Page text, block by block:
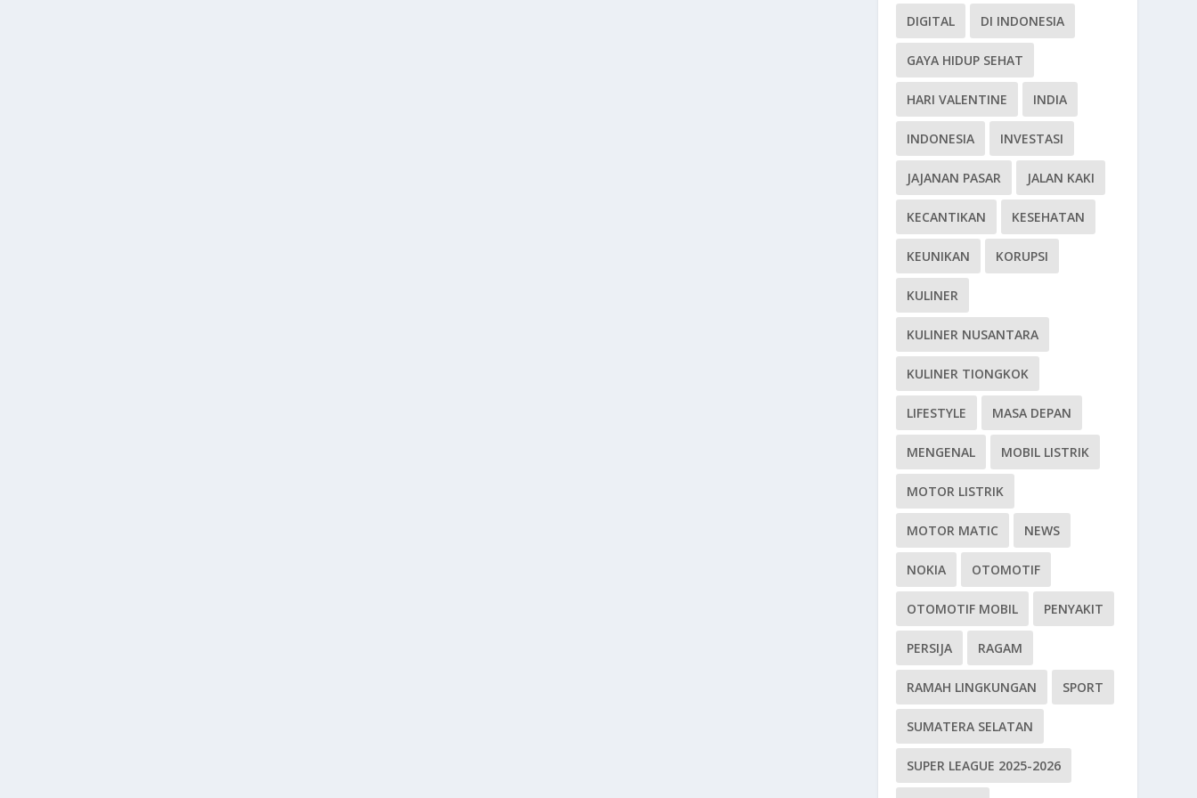
DIGITAL DI INDONESIA
GAYA HIDUP SEHAT
HARI VALENTINE INDIA
INDONESIA INVESTASI
JAJANAN PASAR JALAN KAKI
KECANTIKAN KESEHATAN
KEUNIKAN KORUPSI
KULINER
KULINER NUSANTARA
KULINER TIONGKOK
LIFESTYLE MASA DEPAN
MENGENAL MOBIL LISTRIK
MOTOR LISTRIK
MOTOR MATIC NEWS
NOKIA OTOMOTIF
OTOMOTIF MOBIL PENYAKIT
PERSIJA RAGAM
RAMAH LINGKUNGAN SPORT
SUMATERA SELATAN
SUPER LEAGUE 2025-2026